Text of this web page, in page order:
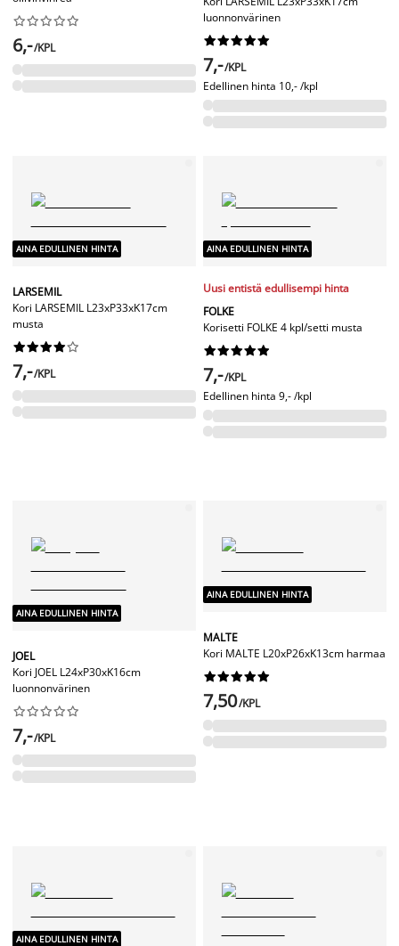






6,-/KPL
luonnonvärinen






7,-/KPL
Edellinen hinta 10,- /kpl
AINA EDULLINEN HINTA
LARSEMIL
Kori LARSEMIL L23xP33xK17cm
musta






7,-/KPL
AINA EDULLINEN HINTA
Uusi entistä edullisempi hinta
FOLKE
Korisetti FOLKE 4 kpl/setti musta






7,-/KPL
Edellinen hinta 9,- /kpl
AINA EDULLINEN HINTA
JOEL
Kori JOEL L24xP30xK16cm
luonnonvärinen






7,-/KPL
AINA EDULLINEN HINTA
MALTE
Kori MALTE L20xP26xK13cm harmaa






7,50/KPL
AINA EDULLINEN HINTA